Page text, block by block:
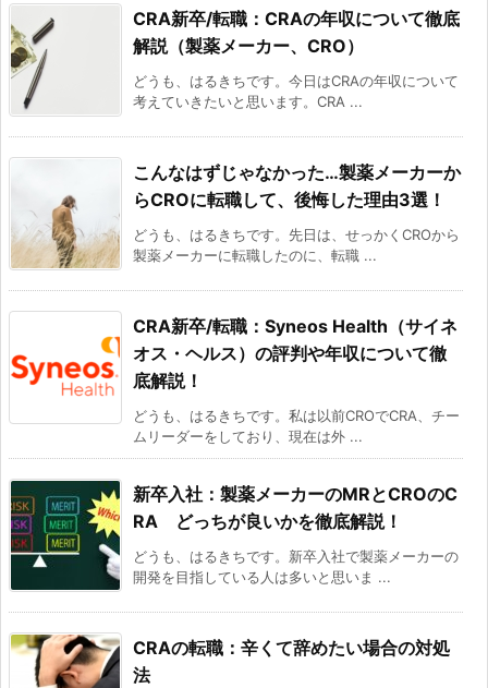
CRA新卒/転職：CRAの年収について徹底
解説（製薬メーカー、CRO）
どうも、はるきちです。今日はCRAの年収について
考えていきたいと思います。CRA ...
こんなはずじゃなかった…製薬メーカーか
らCROに転職して、後悔した理由3選！
どうも、はるきちです。先日は、せっかくCROから
製薬メーカーに転職したのに、転職 ...
CRA新卒/転職：Syneos Health（サイネ
オス・ヘルス）の評判や年収について徹
底解説！
どうも、はるきちです。私は以前CROでCRA、チー
ムリーダーをしており、現在は外 ...
新卒入社：製薬メーカーのMRとCROのC
RA どっちが良いかを徹底解説！
どうも、はるきちです。新卒入社で製薬メーカーの
開発を目指している人は多いと思いま ...
CRAの転職：辛くて辞めたい場合の対処
法